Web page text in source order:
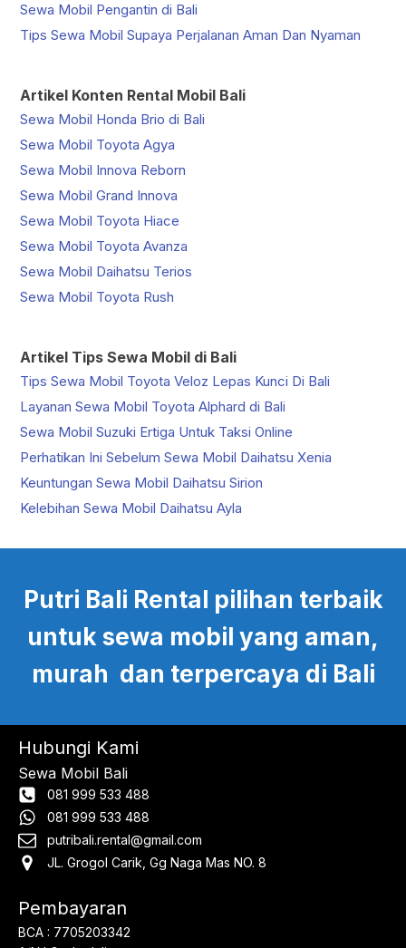
Sewa Mobil Pengantin di Bali
Tips Sewa Mobil Supaya Perjalanan Aman Dan Nyaman
Artikel Konten Rental Mobil Bali
Sewa Mobil Honda Brio di Bali
Sewa Mobil Toyota Agya
Sewa Mobil Innova Reborn
Sewa Mobil Grand Innova
Sewa Mobil Toyota Hiace
Sewa Mobil Toyota Avanza
Sewa Mobil Daihatsu Terios
Sewa Mobil Toyota Rush
Artikel Tips Sewa Mobil di Bali
Tips Sewa Mobil Toyota Veloz Lepas Kunci Di Bali
Layanan Sewa Mobil Toyota Alphard di Bali
Sewa Mobil Suzuki Ertiga Untuk Taksi Online
Perhatikan Ini Sebelum Sewa Mobil Daihatsu Xenia
Keuntungan Sewa Mobil Daihatsu Sirion
Kelebihan Sewa Mobil Daihatsu Ayla
Putri Bali Rental pilihan terbaik
untuk sewa mobil yang aman,
murah dan terpercaya di Bali
Hubungi Kami
Sewa Mobil Bali
081 999 533 488
081 999 533 488
putribali.rental@gmail.com
JL. Grogol Carik, Gg Naga Mas NO. 8
Pembayaran
BCA : 7705203342